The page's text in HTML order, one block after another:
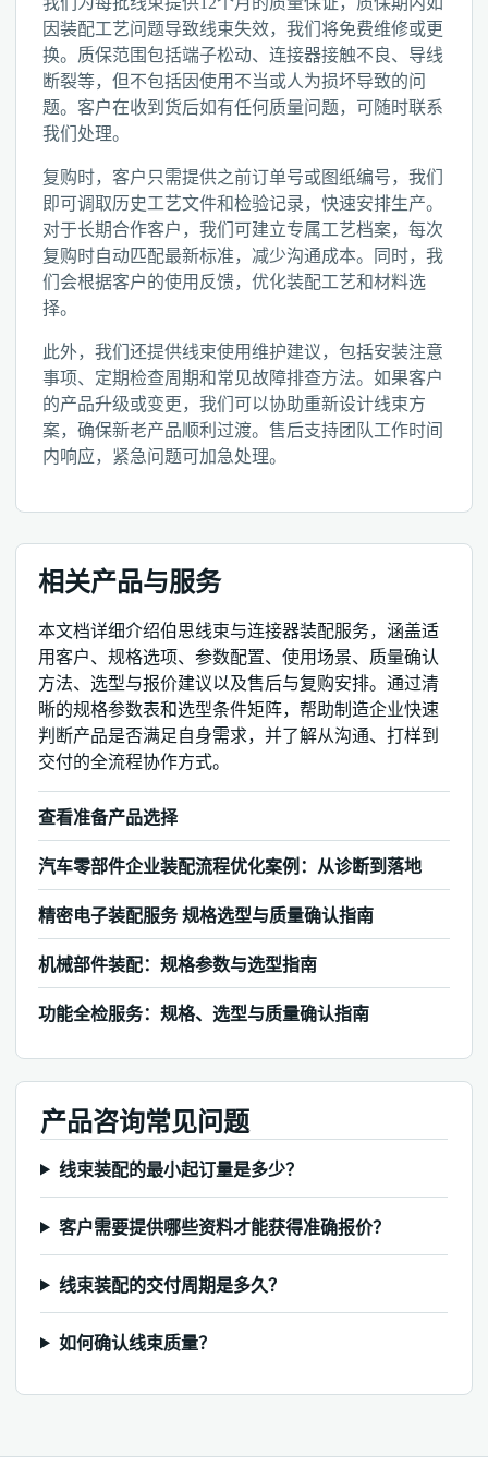
因装配工艺问题导致线束失效，我们将免费维修或更
换。质保范围包括端子松动、连接器接触不良、导线
断裂等，但不包括因使用不当或人为损坏导致的问
题。客户在收到货后如有任何质量问题，可随时联系
我们处理。
复购时，客户只需提供之前订单号或图纸编号，我们
即可调取历史工艺文件和检验记录，快速安排生产。
对于长期合作客户，我们可建立专属工艺档案，每次
复购时自动匹配最新标准，减少沟通成本。同时，我
们会根据客户的使用反馈，优化装配工艺和材料选
择。
此外，我们还提供线束使用维护建议，包括安装注意
事项、定期检查周期和常见故障排查方法。如果客户
的产品升级或变更，我们可以协助重新设计线束方
案，确保新老产品顺利过渡。售后支持团队工作时间
内响应，紧急问题可加急处理。
相关产品与服务
本文档详细介绍伯思线束与连接器装配服务，涵盖适
用客户、规格选项、参数配置、使用场景、质量确认
方法、选型与报价建议以及售后与复购安排。通过清
晰的规格参数表和选型条件矩阵，帮助制造企业快速
判断产品是否满足自身需求，并了解从沟通、打样到
交付的全流程协作方式。
查看准备产品选择
汽车零部件企业装配流程优化案例：从诊断到落地
精密电子装配服务 规格选型与质量确认指南
机械部件装配：规格参数与选型指南
功能全检服务：规格、选型与质量确认指南
产品咨询常见问题
线束装配的最小起订量是多少？
客户需要提供哪些资料才能获得准确报价？
线束装配的交付周期是多久？
如何确认线束质量？